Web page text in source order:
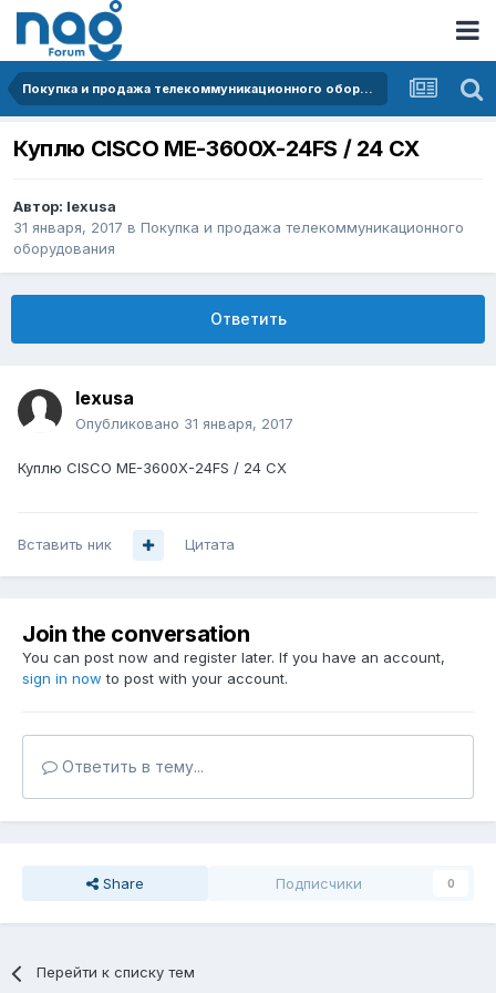
Покупка и продажа телекоммуникационного оборудования
Куплю CISCO ME-3600X-24FS / 24 CX
Автор: lexusa
31 января, 2017 в Покупка и продажа телекоммуникационного
оборудования
Ответить
lexusa
Опубликовано 31 января, 2017
Куплю CISCO ME-3600X-24FS / 24 CX
Вставить ник Цитата
Join the conversation
You can post now and register later. If you have an account,
sign in now to post with your account.
Ответить в тему...
Share Подписчики 0
Перейти к списку тем